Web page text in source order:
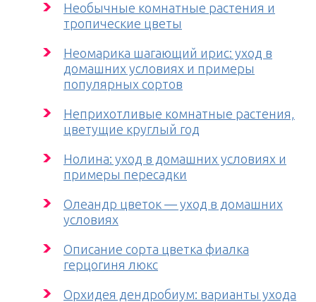
Необычные комнатные растения и
тропические цветы
Неомарика шагающий ирис: уход в
домашних условиях и примеры
популярных сортов
Неприхотливые комнатные растения,
цветущие круглый год
Нолина: уход в домашних условиях и
примеры пересадки
Олеандр цветок — уход в домашних
условиях
Описание сорта цветка фиалка
герцогиня люкс
Орхидея дендробиум: варианты ухода